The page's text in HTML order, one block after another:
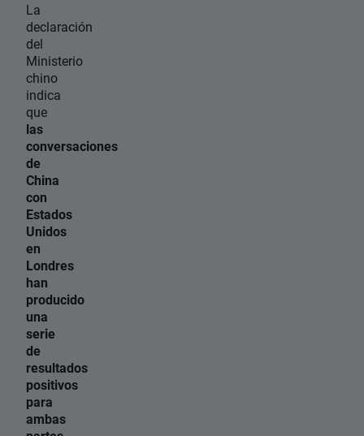
La
declaración
del
Ministerio
chino
indica
que
las
conversaciones
de
China
con
Estados
Unidos
en
Londres
han
producido
una
serie
de
resultados
positivos
para
ambas